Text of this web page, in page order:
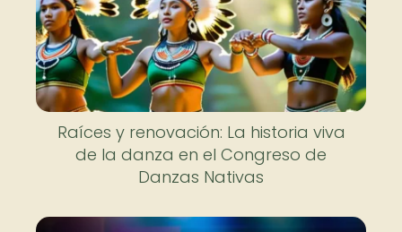
Raíces y renovación: La historia viva
de la danza en el Congreso de
Danzas Nativas